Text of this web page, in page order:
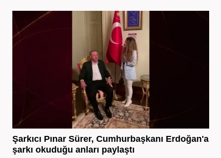
Şarkıcı Pınar Sürer, Cumhurbaşkanı Erdoğan'a
şarkı okuduğu anları paylaştı